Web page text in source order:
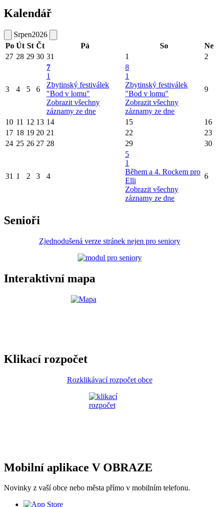
Kalendář
Srpen2026
Po Út St Čt Pá So
Ne
27 28 29 30 31 1 2
3 4 5 6
7
1
Zbytinský festiválek
"Bod v lomu"
Zobrazit všechny
záznamy ze dne
8
1
Zbytinský festiválek
"Bod v lomu"
Zobrazit všechny
záznamy ze dne
9
10 11 12 13 14 15
16
17 18 19 20 21 22
23
24 25 26 27 28 29 30
31 1 2 3 4
5
1
Během a 4. Rockem pro
Elli
Zobrazit všechny
záznamy ze dne
6
Senioři
Zjednodušená verze stránek nejen pro seniory
Interaktivní mapa
Klikací rozpočet
Rozklikávací rozpočet obce
Mobilní aplikace V OBRAZE
Novinky z vaší obce nebo města přímo v mobilním telefonu.